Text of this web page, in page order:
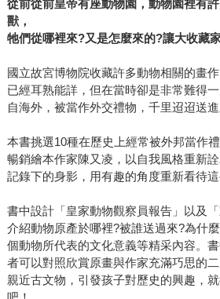
從前從前皇帝有座動物園，動物園裡有
獸，
牠們從哪裡來?又是怎麼來的?讓大收藏
國立故宮博物院收藏許多動物相關的畫
已經耳熟能詳，但在當時卻是非常難得
自海外，被當作外交禮物，千里迢迢送進
本書挑選10種在歷史上經常被外邦當作
暢銷繪本作家陳又凌，以自我風格重新
記錄下的身影，用有趣的角度重新看待這
書中設計「皇家動物觀察員報告」以及
介紹動物原產於哪裡?被誰送過來?為什
個動物所代表的文化意義等精采內容。
者可以對照欣賞原畫與作家充滿巧思的
親近古文物，引發孩子對歷史的興趣，